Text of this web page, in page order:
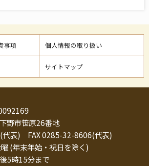
事項 個人情報の取り扱い
サイトマップ
野市笹原26番地
代表) FAX 0285-32-8606(代表)
(年末年始・祝日を除く)
5時15分まで